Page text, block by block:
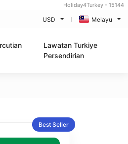
Holiday4Turkey - 15144
USD Melayu
Lawatan Turkiye
Persendirian
Best Seller